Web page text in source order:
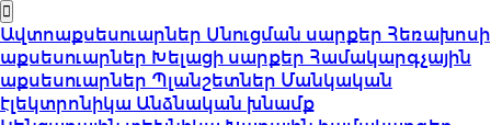
Ավտոաքսեսուարներ Սնուցման սարքեր Հեռախոսի
աքսեսուարներ Խելացի սարքեր Համակարգչային
աքսեսուարներ Պլանշետներ Մանկական
էլեկտրոնիկա Անձնական խնամք